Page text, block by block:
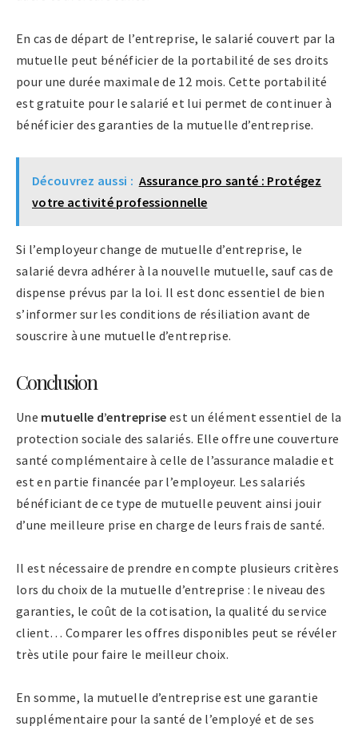
En cas de départ de l’entreprise, le salarié couvert par la
mutuelle peut bénéficier de la portabilité de ses droits
pour une durée maximale de 12 mois. Cette portabilité
est gratuite pour le salarié et lui permet de continuer à
bénéficier des garanties de la mutuelle d’entreprise.
Découvrez aussi : Assurance pro santé : Protégez
votre activité professionnelle
Si l’employeur change de mutuelle d’entreprise, le
salarié devra adhérer à la nouvelle mutuelle, sauf cas de
dispense prévus par la loi. Il est donc essentiel de bien
s’informer sur les conditions de résiliation avant de
souscrire à une mutuelle d’entreprise.
Conclusion
Une mutuelle d’entreprise est un élément essentiel de la
protection sociale des salariés. Elle offre une couverture
santé complémentaire à celle de l’assurance maladie et
est en partie financée par l’employeur. Les salariés
bénéficiant de ce type de mutuelle peuvent ainsi jouir
d’une meilleure prise en charge de leurs frais de santé.
Il est nécessaire de prendre en compte plusieurs critères
lors du choix de la mutuelle d’entreprise : le niveau des
garanties, le coût de la cotisation, la qualité du service
client… Comparer les offres disponibles peut se révéler
très utile pour faire le meilleur choix.
En somme, la mutuelle d’entreprise est une garantie
supplémentaire pour la santé de l’employé et de ses